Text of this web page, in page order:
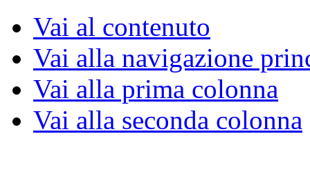
Vai al contenuto
Vai alla navigazione
Vai alla prima colonna
Vai alla seconda colonna